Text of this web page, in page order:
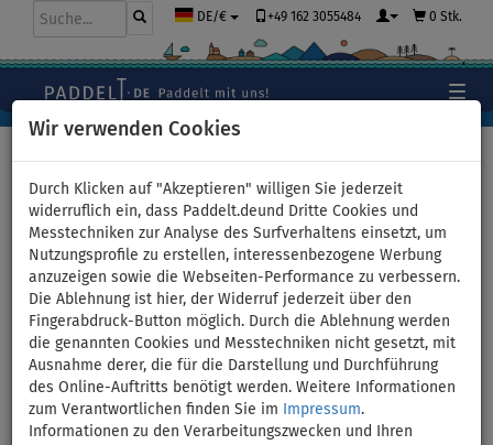
Wir verwenden Cookies
Durch Klicken auf "Akzeptieren" willigen Sie jederzeit
widerruflich ein, dass Paddelt.deund Dritte Cookies und
Messtechniken zur Analyse des Surfverhaltens einsetzt, um
Nutzungsprofile zu erstellen, interessenbezogene Werbung
anzuzeigen sowie die Webseiten-Performance zu verbessern.
Die Ablehnung ist hier, der Widerruf jederzeit über den
Fingerabdruck-Button möglich. Durch die Ablehnung werden
die genannten Cookies und Messtechniken nicht gesetzt, mit
Ausnahme derer, die für die Darstellung und Durchführung
des Online-Auftritts benötigt werden. Weitere Informationen
zum Verantwortlichen finden Sie im
Impressum.
Informationen zu den Verarbeitungszwecken und Ihren
DE/€ +49 162 3055484 0 Stk.
SUP GLADIATOR PRO 11'4'' mit
Paddel 2026 - aufblasbares
Stand Up Paddle Board -
Variante: Grund-Set